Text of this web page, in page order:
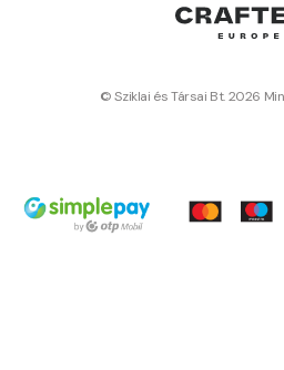
© Sziklai és Társai Bt. 2026